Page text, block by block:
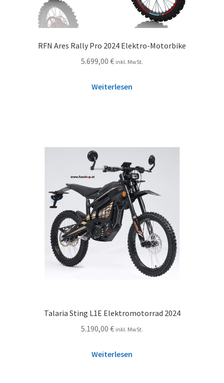
RFN Ares Rally Pro 2024 Elektro-Motorbike
5.699,00 € inkl. MwSt.
Weiterlesen
Talaria Sting L1E Elektromotorrad 2024
5.190,00 € inkl. MwSt.
Weiterlesen